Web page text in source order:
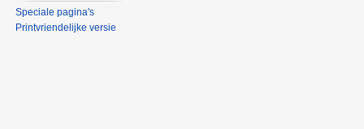
Speciale pagina's
Printvriendelijke versie